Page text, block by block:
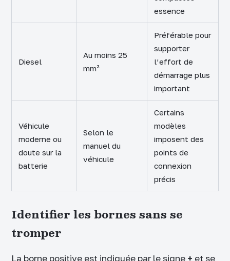
essence
Diesel
Au moins 25
mm²
Préférable pour
supporter
l’effort de
démarrage plus
important
Véhicule
moderne ou
doute sur la
batterie
Selon le
manuel du
véhicule
Certains
modèles
imposent des
points de
connexion
précis
Identifier les bornes sans se
tromper
La borne positive est indiquée par le signe + et se